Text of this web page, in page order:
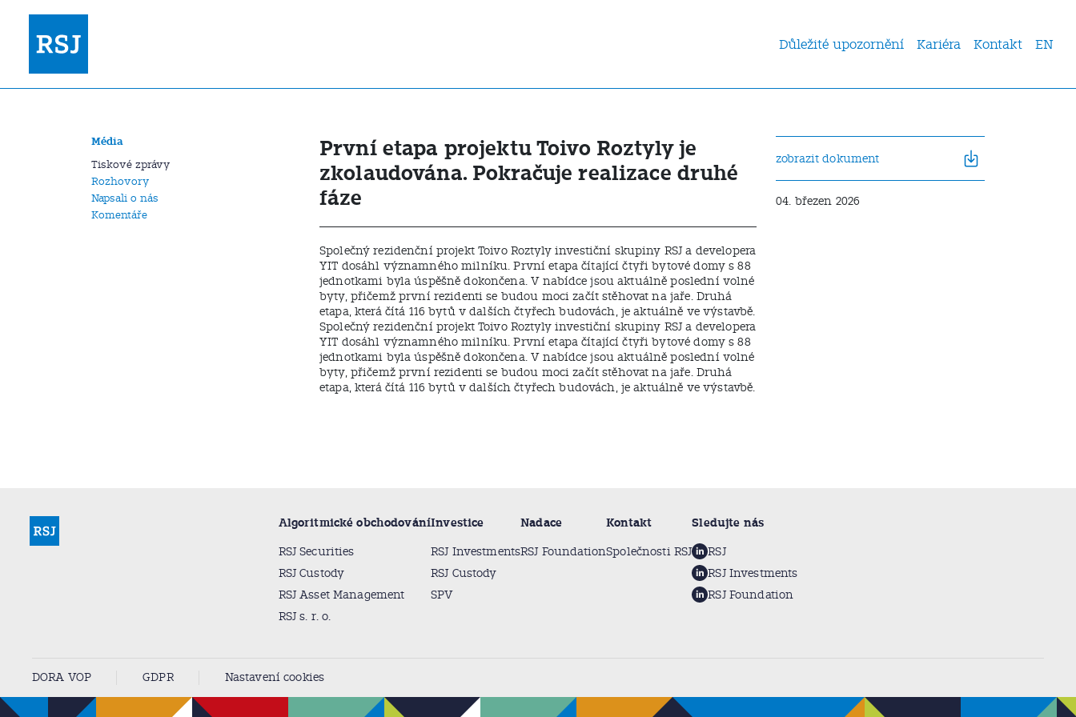
Důležité upozornění Kariéra Kontakt EN
Média
Tiskové zprávy
Rozhovory
Napsali o nás
Komentáře
První etapa projektu Toivo Roztyly je
zkolaudována. Pokračuje realizace druhé
fáze
zobrazit dokument
04. březen 2026
Společný rezidenční projekt Toivo Roztyly investiční skupiny RSJ a developera
YIT dosáhl významného milníku. První etapa čítající čtyři bytové domy s 88
jednotkami byla úspěšně dokončena. V nabídce jsou aktuálně poslední volné
byty, přičemž první rezidenti se budou moci začít stěhovat na jaře. Druhá
etapa, která čítá 116 bytů v dalších čtyřech budovách, je aktuálně ve výstavbě.
Společný rezidenční projekt Toivo Roztyly investiční skupiny RSJ a developera
YIT dosáhl významného milníku. První etapa čítající čtyři bytové domy s 88
jednotkami byla úspěšně dokončena. V nabídce jsou aktuálně poslední volné
byty, přičemž první rezidenti se budou moci začít stěhovat na jaře. Druhá
etapa, která čítá 116 bytů v dalších čtyřech budovách, je aktuálně ve výstavbě.
Algoritmické obchodování
RSJ Securities
RSJ Custody
RSJ Asset Management
RSJ s. r. o.
Investice
RSJ Investments
RSJ Custody
SPV
Nadace
RSJ Foundation
Kontakt
Společnosti RSJ
Sledujte nás
RSJ
RSJ Investments
RSJ Foundation
DORA VOP GDPR Nastavení cookies